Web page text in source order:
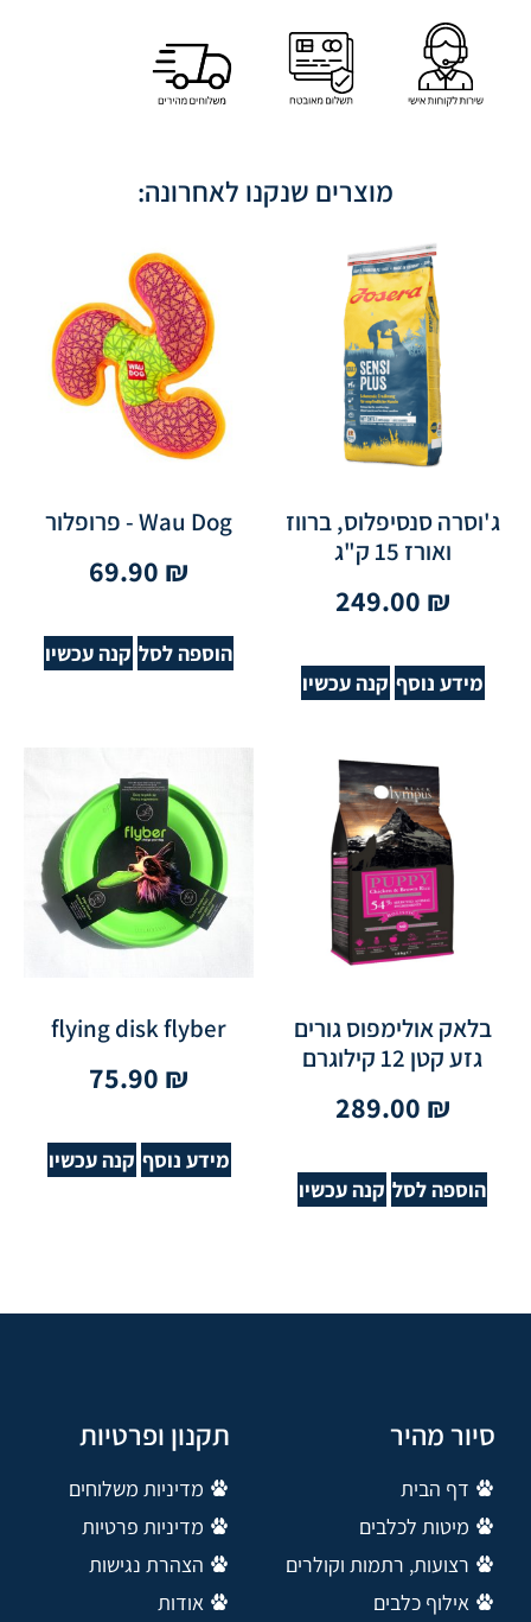
מוצרים שנקנו לאחרונה:
ג'וסרה סנסיפלוס, ברווז
ואורז 15 ק"ג
249.00 ₪
מידע נוסף קנה עכשיו
Wau Dog - פרופלור
69.90 ₪
הוספה לסל קנה עכשיו
בלאק אולימפוס גורים
גזע קטן 12 קילוגרם
289.00 ₪
הוספה לסל קנה עכשיו
flying disk flyber
75.90 ₪
מידע נוסף קנה עכשיו
סיור מהיר
דף הבית
מיטות לכלבים
רצועות, רתמות וקולרים
אילוף כלבים
תקנון ופרטיות
מדיניות משלוחים
מדיניות פרטיות
הצהרת נגישות
אודות